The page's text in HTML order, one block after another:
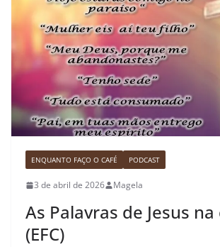
ENQUANTO FAÇO O CAFÉ PODCAST
3 de abril de 2026 Magela
As Palavras de Jesus na
(EFC)